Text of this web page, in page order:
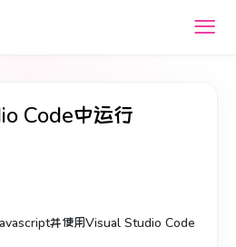
Code中运行
并使用Visual Studio Code